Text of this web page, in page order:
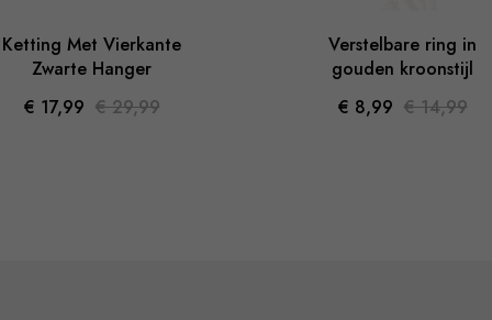
Ketting Met Vierkante
Zwarte Hanger
€ 17,99 € 29,99
Verstelbare ring in
gouden kroonstijl
€ 8,99 € 14,99